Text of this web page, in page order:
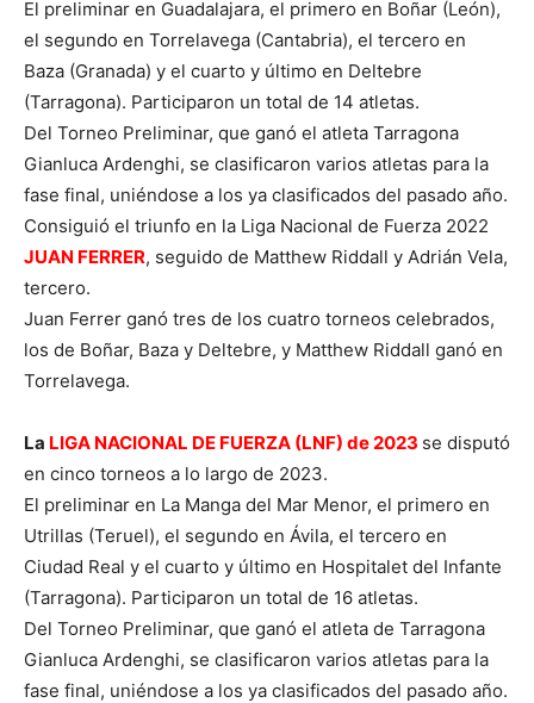
El preliminar en Guadalajara, el primero en Boñar (León),
el segundo en Torrelavega (Cantabria), el tercero en
Baza (Granada) y el cuarto y último en Deltebre
(Tarragona). Participaron un total de 14 atletas.
Del Torneo Preliminar, que ganó el atleta Tarragona
Gianluca Ardenghi, se clasificaron varios atletas para la
fase final, uniéndose a los ya clasificados del pasado año.
Consiguió el triunfo en la Liga Nacional de Fuerza 2022
JUAN FERRER, seguido de Matthew Riddall y Adrián Vela,
tercero.
Juan Ferrer ganó tres de los cuatro torneos celebrados,
los de Boñar, Baza y Deltebre, y Matthew Riddall ganó en
Torrelavega.
La LIGA NACIONAL DE FUERZA (LNF) de 2023 se disputó
en cinco torneos a lo largo de 2023.
El preliminar en La Manga del Mar Menor, el primero en
Utrillas (Teruel), el segundo en Ávila, el tercero en
Ciudad Real y el cuarto y último en Hospitalet del Infante
(Tarragona). Participaron un total de 16 atletas.
Del Torneo Preliminar, que ganó el atleta de Tarragona
Gianluca Ardenghi, se clasificaron varios atletas para la
fase final, uniéndose a los ya clasificados del pasado año.